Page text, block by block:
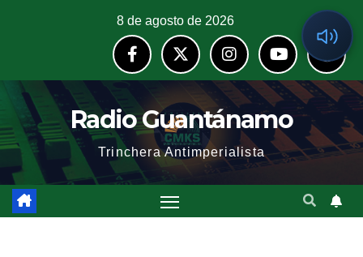
8 de agosto de 2026
Radio Guantánamo
Trinchera Antimperialista